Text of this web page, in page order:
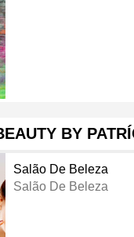
BY
Salão De Beleza
Salão De Beleza